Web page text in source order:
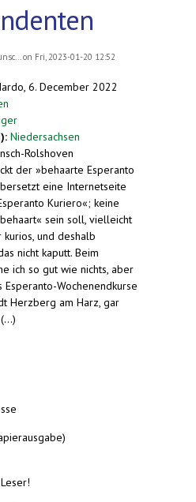
on Fri, 2023-01-20 12:52
6. December 2022
Niedersachsen
Rolshoven
der »behaarte Esperanto
eine Internetseite
Kuriero«; keine
sein soll, vielleicht
und deshalb
nicht kaputt. Beim
ich so gut wie nichts, aber
Esperanto-Wochenendkurse
Herzberg am Harz, gar